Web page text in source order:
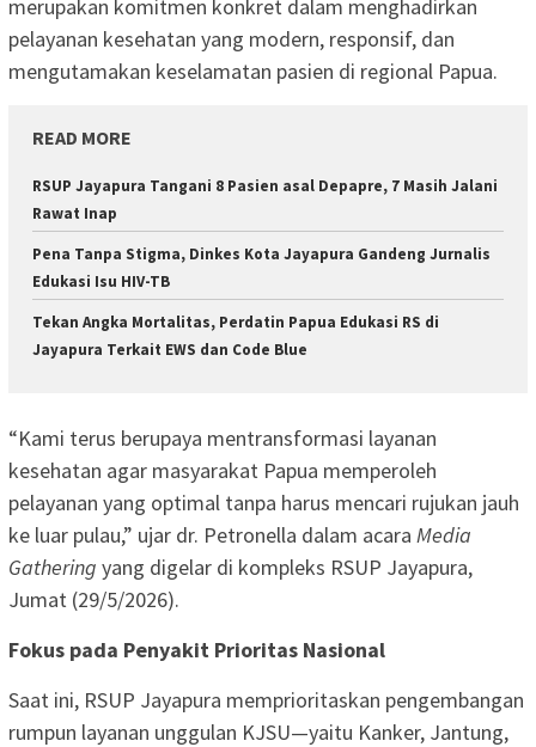
merupakan komitmen konkret dalam menghadirkan
pelayanan kesehatan yang modern, responsif, dan
mengutamakan keselamatan pasien di regional Papua.
READ MORE
RSUP Jayapura Tangani 8 Pasien asal Depapre, 7 Masih Jalani
Rawat Inap
Pena Tanpa Stigma, Dinkes Kota Jayapura Gandeng Jurnalis
Edukasi Isu HIV-TB
Tekan Angka Mortalitas, Perdatin Papua Edukasi RS di
Jayapura Terkait EWS dan Code Blue
“Kami terus berupaya mentransformasi layanan
kesehatan agar masyarakat Papua memperoleh
pelayanan yang optimal tanpa harus mencari rujukan jauh
ke luar pulau,” ujar dr. Petronella dalam acara Media
Gathering yang digelar di kompleks RSUP Jayapura,
Jumat (29/5/2026).
Fokus pada Penyakit Prioritas Nasional
Saat ini, RSUP Jayapura memprioritaskan pengembangan
rumpun layanan unggulan KJSU—yaitu Kanker, Jantung,